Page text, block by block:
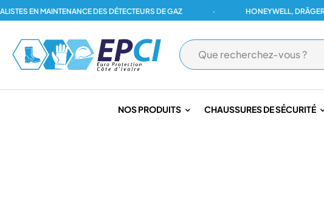
EN MAINTENANCE DES DÉTECTEURS DE GAZ HONEYWELL, DRÄGER, MSA
NOS PRODUITS CHAUSSURES DE SÉCURITÉ